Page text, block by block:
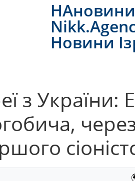
Новини
з України: